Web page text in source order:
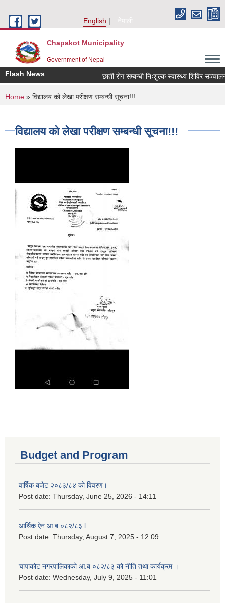
English
नेपाली
Chapakot Municipality
Government of Nepal
Flash News छाती रोग सम्बन्धी निःशुल्क स्वास्थ्य शिविर सञ्चालन
You are here
Home » विद्यालय को लेखा परीक्षण सम्बन्धी सूचना!!!
विद्यालय को लेखा परीक्षण सम्बन्धी सूचना!!!
Budget and Program
वार्षिक बजेट २०८३/८४ को विवरण।
Post date: Thursday, June 25, 2026 - 14:11
आर्थिक ऐन आ.ब ०८२/८३ l
Post date: Thursday, August 7, 2025 - 12:09
चापाकोट नगरपालिकाको आ.ब ०८२/८३ को नीति तथा कार्यक्रम ।
Post date: Wednesday, July 9, 2025 - 11:01